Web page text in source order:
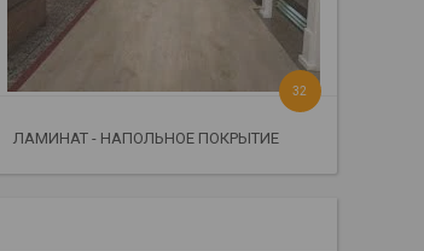
ЛАМИНАТ - НАПОЛЬНОЕ ПОКРЫТИЕ
32